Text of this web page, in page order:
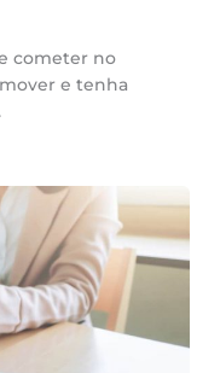
cometer no
e tenha